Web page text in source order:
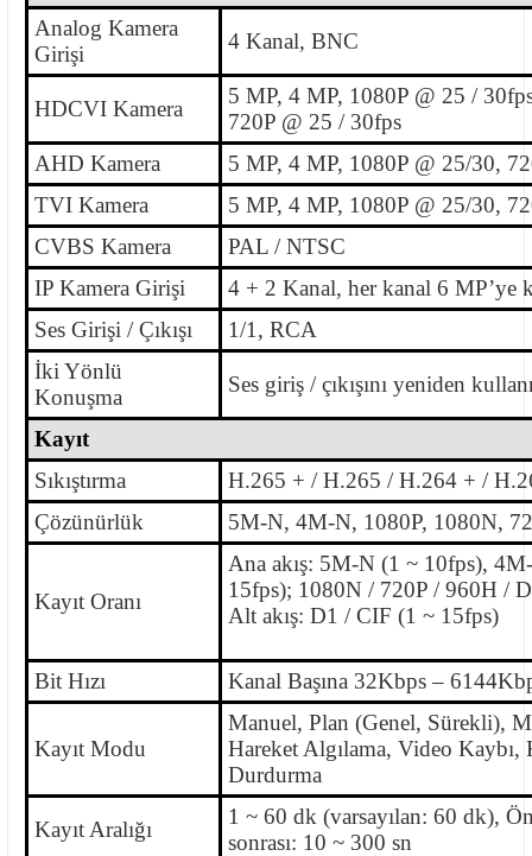
Analog Kamera
Girişi
4 Kanal, BNC
HDCVI Kamera
5 MP, 4 MP, 1080P @ 25 /
720P @ 25 / 30fps
AHD Kamera
5 MP, 4 MP, 1080P @ 25/30,
TVI Kamera
5 MP, 4 MP, 1080P @ 25/30,
CVBS Kamera
PAL / NTSC
IP Kamera Girişi
4 + 2 Kanal, her kanal 6 MP’ye
Ses Girişi / Çıkışı
1/1, RCA
İki Yönlü
Konuşma
Ses giriş / çıkışını yeniden
Kayıt
Sıkıştırma
H.265 + / H.265 / H.264 + /
Çözünürlük
5M-N, 4M-N, 1080P, 1080N,
Kayıt Oranı
Ana akış: 5M-N (1 ~ 10fps),
15fps); 1080N / 720P / 960H /
Alt akış: D1 / CIF (1 ~ 15fps)
Bit Hızı Kanal Başına 32Kbps –
Kayıt Modu
Manuel, Plan (Genel, Sürekli),
Hareket Algılama, Video Kaybı,
Durdurma
Kayıt Aralığı
1 ~ 60 dk (varsayılan: 60 dk),
sonrası: 10 ~ 300 sn